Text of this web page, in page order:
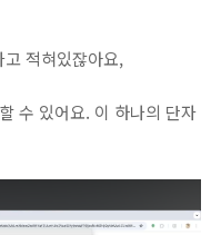
적혀있잖아요,
수 있어요. 이 하나의 단자